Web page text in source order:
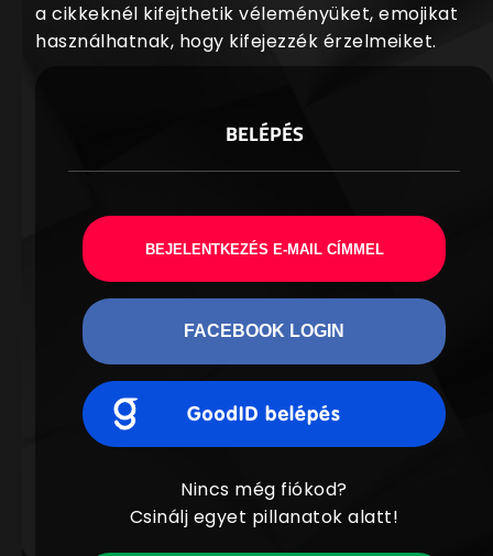
a cikkeknél kifejthetik véleményüket, emojikat
használhatnak, hogy kifejezzék érzelmeiket.
BELÉPÉS
BEJELENTKEZÉS E-MAIL CÍMMEL
FACEBOOK LOGIN
Nincs még fiókod?
Csinálj egyet pillanatok alatt!